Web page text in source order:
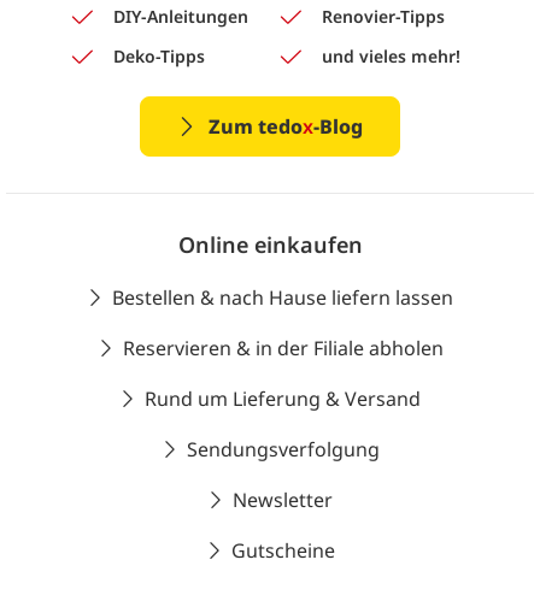
DIY-Anleitungen
Renovier-Tipps
Deko-Tipps
und vieles mehr!
Zum tedox-Blog
Online einkaufen
Bestellen & nach Hause liefern lassen
Reservieren & in der Filiale abholen
Rund um Lieferung & Versand
Sendungsverfolgung
Newsletter
Gutscheine